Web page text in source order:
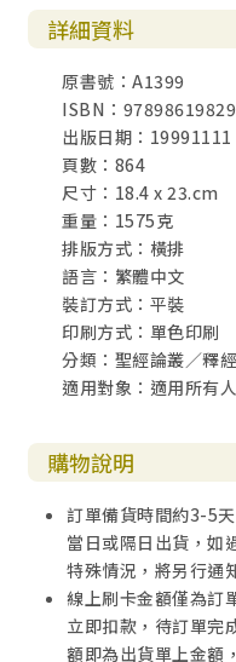
聖經的句型轉換 149
執行和情緒用語155
喻象語言 158
一、比較式的喻象162
二、補充或使文意完滿
三、不完整的喻象語言
四、對比或貶抑式的喻象
五、以關聯或關係為主
六、擬人式的喻象169
結論170
聖經的例子170
一、西番雅書三章14～
二、以弗所書三章16～
附錄：轉換語法 184
附錄：修辭批判 188
附錄：中性語言的辯論
第5章 歷史與文化背
研究的範圍 212
一、地理 212
二、政治 213
三、經濟213
詳細資料
原書號：A1399
ISBN：
出版日期：19991111
頁數：864
尺寸：18.4 x 23.cm
重量：1575克
排版方式：橫排
語言：繁體中文
裝訂方式：平裝
印刷方式：單色印刷
分類：聖經論叢／釋
適用對象：適用所有人
購物說明
訂單備貨時間約3-5
當日或隔日出貨，如
特殊情況，將另行通
線上刷卡金額僅為訂
立即扣款，待訂單完
額即為出貨單上金額